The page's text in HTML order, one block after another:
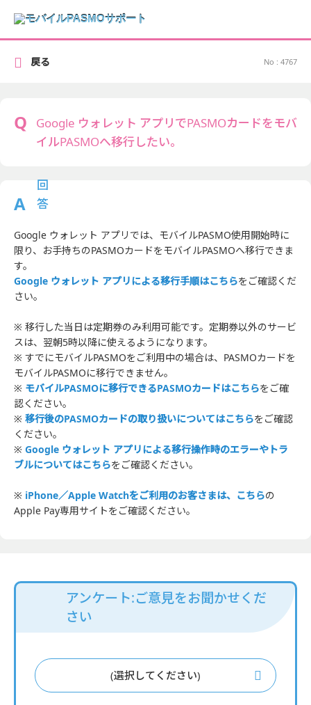
No : 4767
Google ウォレット アプリでPASMOカードをモバ
イルPASMOへ移行したい。
Google ウォレット アプリでは、モバイルPASMO使用開始時に
限り、お手持ちのPASMOカードをモバイルPASMOへ移行できま
す。
Google ウォレット アプリによる移行手順はこちらをご確認くだ
さい。
※ 移行した当日は定期券のみ利用可能です。定期券以外のサービ
スは、翌朝5時以降に使えるようになります。
※ すでにモバイルPASMOをご利用中の場合は、PASMOカードを
モバイルPASMOに移行できません。
※ モバイルPASMOに移行できるPASMOカードはこちらをご確
認ください。
※ 移行後のPASMOカードの取り扱いについてはこちらをご確認
ください。
※ Google ウォレット アプリによる移行操作時のエラーやトラ
ブルについてはこちらをご確認ください。
※ iPhone／Apple Watchをご利用のお客さまは、こちらの
Apple Pay専用サイトをご確認ください。
戻る
アンケート:ご意見をお聞かせくだ
さい
(選択してください)